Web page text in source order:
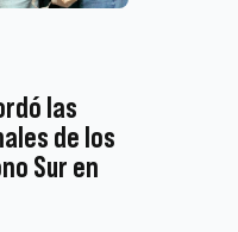
las
de los
Sur en